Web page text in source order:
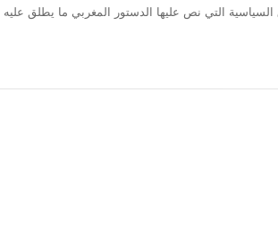
التي نص عليها الدستور المغربي ما يطلق عليه